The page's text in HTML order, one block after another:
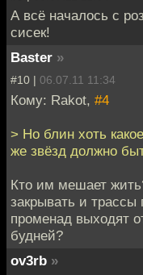
А всё началось с
сисек!
Baster »
#10 | 06.07.11 11:34
Кому: Rakot, #4
> Но блин хоть
же звёзд должно
Кто им мешает
закрывать и трассы
променад выходят
будней?
ov3rb »